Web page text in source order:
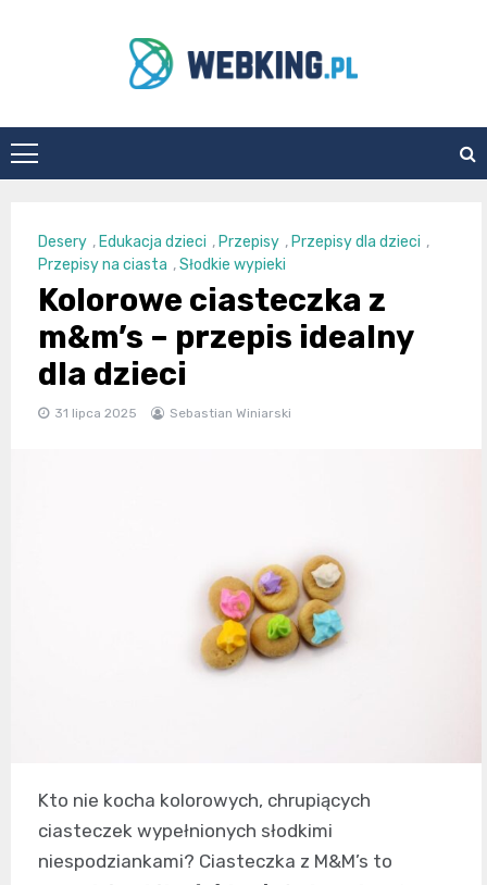
WebKing.pl
Desery , Edukacja dzieci , Przepisy , Przepisy dla dzieci ,
Przepisy na ciasta ,Słodkie wypieki
Kolorowe ciasteczka z
m&m’s – przepis idealny
dla dzieci
31 lipca 2025 Sebastian Winiarski
Kto nie kocha kolorowych, chrupiących
ciasteczek wypełnionych słodkimi
niespodziankami? Ciasteczka z M&M’s to